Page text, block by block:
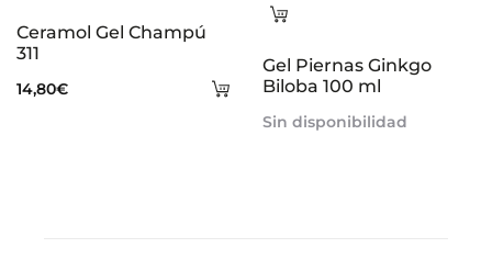
Añadir
Ceramol Gel Champú
311
14,80€
Leer
Gel Piernas Ginkgo
Biloba 100 ml
Sin disponibilidad